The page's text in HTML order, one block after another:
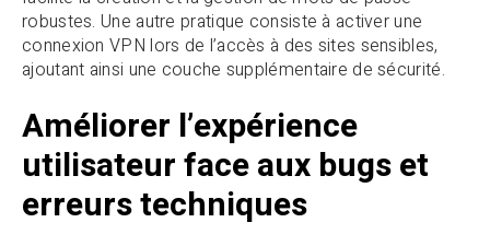
robustes. Une autre pratique consiste à activer une
connexion VPN lors de l’accès à des sites sensibles,
ajoutant ainsi une couche supplémentaire de sécurité.
Améliorer l’expérience
utilisateur face aux bugs et
erreurs techniques